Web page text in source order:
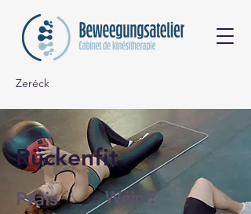
Zeréck
Rückenfit
Präis Wéini?